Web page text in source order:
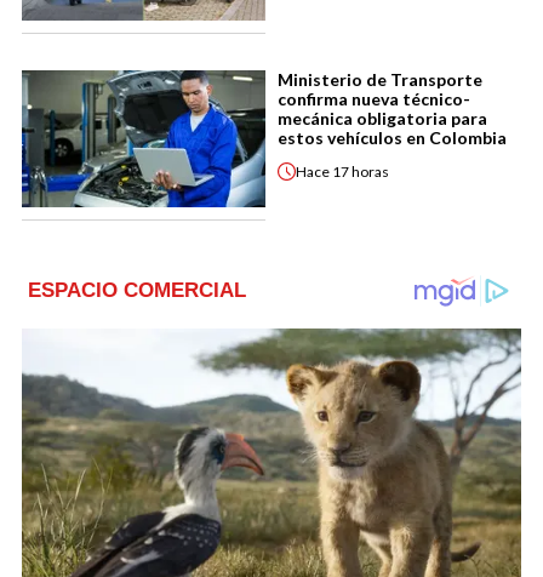
Ministerio de Transporte
confirma nueva técnico-
mecánica obligatoria para
estos vehículos en Colombia
Hace 17 horas